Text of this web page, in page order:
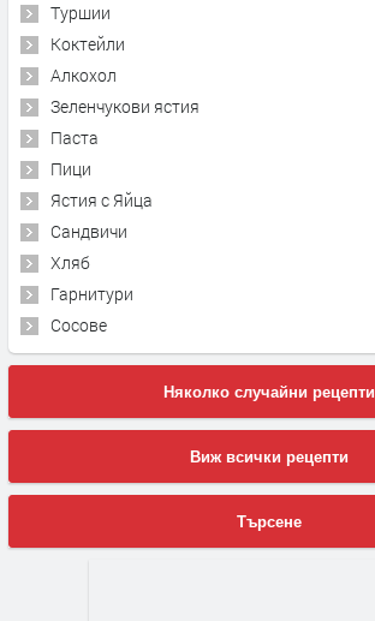
Туршии
Коктейли
Алкохол
Зеленчукови ястия
Паста
Пици
Ястия с Яйца
Сандвичи
Хляб
Гарнитури
Сосове
Няколко случайни рецепти
Виж всички рецепти
Търсене